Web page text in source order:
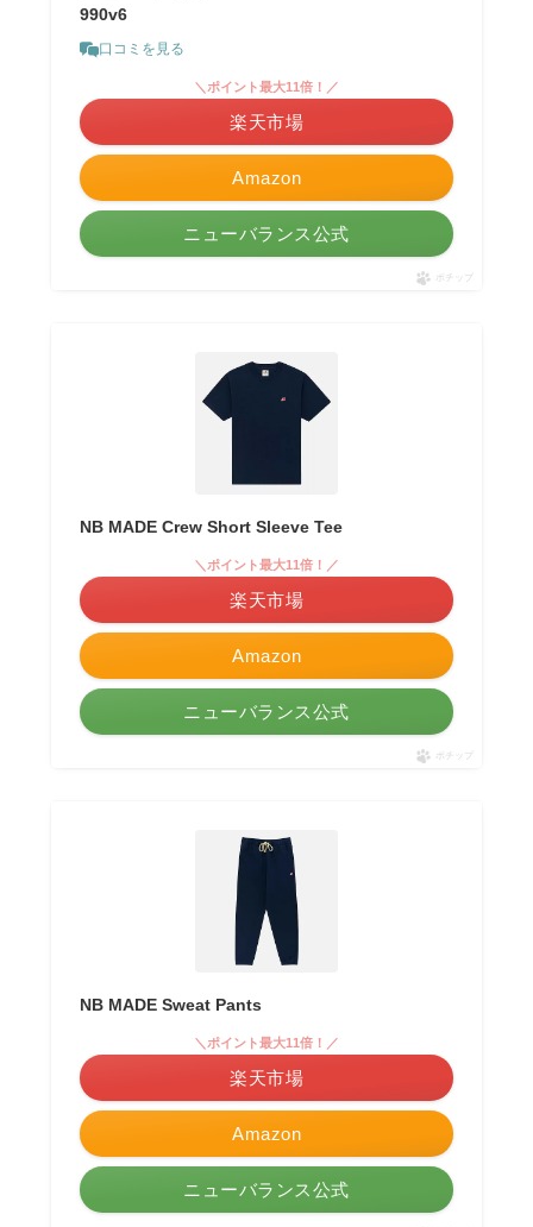
990v6
口コミを見る
Amazon
＼ポイント最大11倍！／
楽天市場
ニューバランス公式
ポチップ
NB MADE Crew Short Sleeve Tee
Amazon
＼ポイント最大11倍！／
楽天市場
ニューバランス公式
ポチップ
NB MADE Sweat Pants
Amazon
＼ポイント最大11倍！／
楽天市場
ニューバランス公式